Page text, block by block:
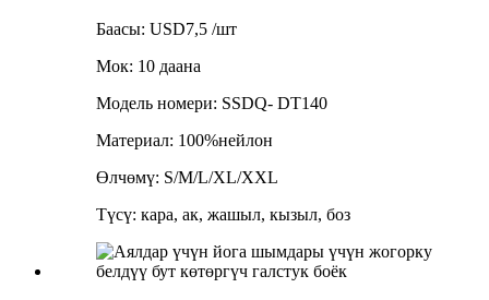
Баасы: USD7,5 /шт
Мок: 10 даана
Модель номери: SSDQ- DT140
Материал: 100%нейлон
Өлчөмү: S/M/L/XL/XXL
Түсү: кара, ак, жашыл, кызыл, боз